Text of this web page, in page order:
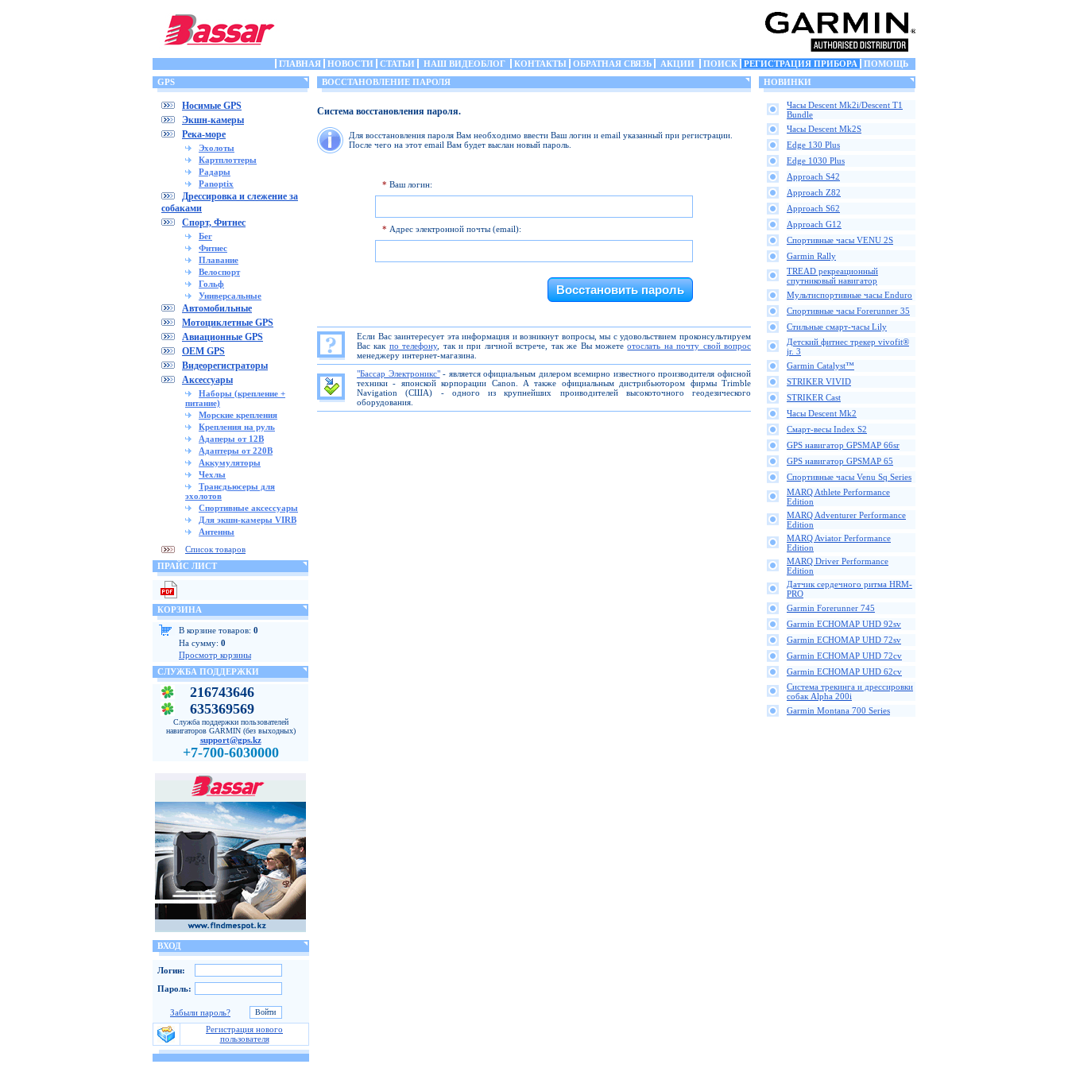
ГЛАВНАЯ НОВОСТИ СТАТЬИ НАШ ВИДЕОБЛОГ КОНТАКТЫ ОБРАТНАЯ СВЯЗЬ АКЦИИ ПОИСК РЕГИСТРАЦИЯ ПРИБОРА
ПОМОЩЬ
GPS
Носимые GPS
Экшн-камеры
Река-море
Эхолоты
Картплоттеры
Радары
Panoptix
Дрессировка и слежение за
собаками
Спорт, Фитнес
Бег
Фитнес
Плавание
Велоспорт
Гольф
Универсальные
Автомобильные
Мотоциклетные GPS
Авиационные GPS
OEM GPS
Видеорегистраторы
Аксессуары
Наборы (крепление +
питание)
Морские крепления
Крепления на руль
Адаперы от 12В
Адаптеры от 220В
Аккумуляторы
Чехлы
Трансдьюсеры для
эхолотов
Спортивные аксессуары
Для экшн-камеры VIRB
Антенны
Список товаров
ПРАЙС ЛИСТ
КОРЗИНА
В корзине товаров: 0
На сумму: 0
Просмотр корзины
СЛУЖБА ПОДДЕРЖКИ
216743646
635369569
Служба поддержки пользователей
навигаторов GARMIN (без выходных)
support@gps.kz
+7-700-6030000
ВХОД
Логин:
Пароль:
Забыли пароль?
Регистрация нового
пользователя
ВОССТАНОВЛЕНИЕ ПАРОЛЯ
Система восстановления пароля.
Для восстановления пароля Вам необходимо ввести Ваш логин и email указанный при регистрации.
После чего на этот email Вам будет выслан новый пароль.
* Ваш логин:
* Адрес электронной почты (email):
Если Вас заинтересует эта информация и возникнут вопросы, мы с удовольствием проконсультируем
Вас как по телефону, так и при личной встрече, так же Вы можетеотослать на почту свой вопрос
менеджеру интернет-магазина.
"Бассар Электроникс"- является официальным дилером всемирно известного производителя офисной
техники - японской корпорации Canon. А также официальным дистрибьютором фирмы Trimble
Navigation (США) - одного из крупнейших проиводителей высокоточного геодезического
оборудования.
НОВИНКИ
Часы Descent Mk2i/Descent T1
Bundle
Часы Descent Mk2S
Edge 130 Plus
Edge 1030 Plus
Approach S42
Approach Z82
Approach S62
Approach G12
Спортивные часы VENU 2S
Garmin Rally
TREAD рекреационный
спутниковый навигатор
Мультиспортивные часы Enduro
Спортивные часы Forerunner 35
Стильные смарт-часы Lily
Детский фитнес трекер vivofit®
jr. 3
Garmin Catalyst™
STRIKER VIVID
STRIKER Cast
Часы Descent Mk2
Смарт-весы Index S2
GPS навигатор GPSMAP 66sr
GPS навигатор GPSMAP 65
Спортивные часы Venu Sq Series
MARQ Athlete Performance
Edition
MARQ Adventurer Performance
Edition
MARQ Aviator Performance
Edition
MARQ Driver Performance
Edition
Датчик сердечного ритма HRM-
PRO
Garmin Forerunner 745
Garmin ECHOMAP UHD 92sv
Garmin ECHOMAP UHD 72sv
Garmin ECHOMAP UHD 72cv
Garmin ECHOMAP UHD 62cv
Cистема трекинга и дрессировки
собак Alpha 200i
Garmin Montana 700 Series